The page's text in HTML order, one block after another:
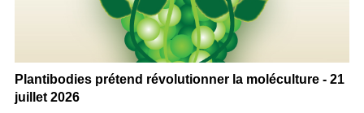
Plantibodies prétend révolutionner la moléculture - 21
juillet 2026